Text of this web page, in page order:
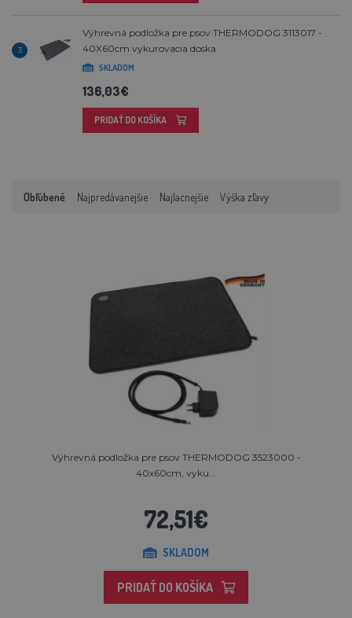
3
Výhrevná podložka pre psov THERMODOG 3113017 -
40X60cm vykurovacia doska
SKLADOM
136,03€
PRIDAŤ DO KOŠÍKA
Obľúbené Najpredávanejšie Najlacnejšie Výška zľavy
Výhrevná podložka pre psov THERMODOG 3523000 -
40x60cm, vyku...
72,51€
SKLADOM
PRIDAŤ DO KOŠÍKA